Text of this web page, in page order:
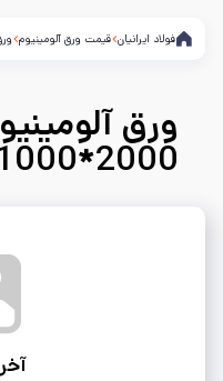
فولاد ایرانیان قیمت ورق آلومینیوم ورق
2000*1000